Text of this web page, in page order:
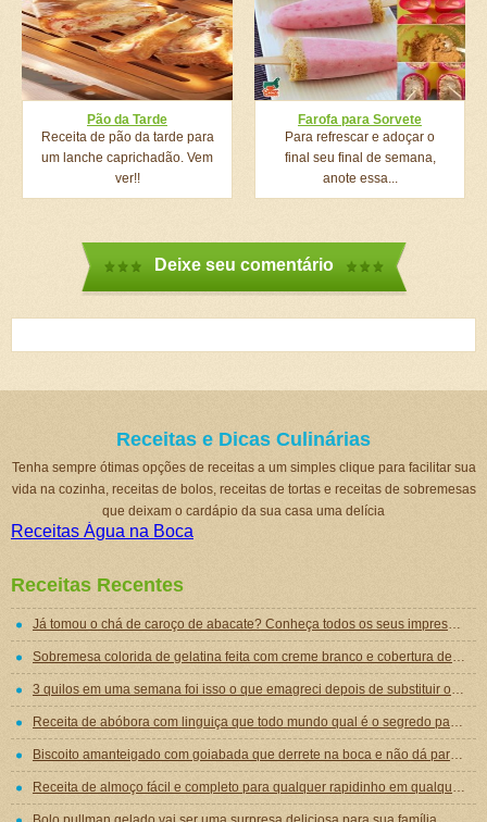
Pão da Tarde
Receita de pão da tarde para
um lanche caprichadão. Vem
ver!!
Farofa para Sorvete
Para refrescar e adoçar o
final seu final de semana,
anote essa...
Deixe seu comentário
Receitas e Dicas Culinárias
Tenha sempre ótimas opções de receitas a um simples clique para facilitar sua
vida na cozinha, receitas de bolos, receitas de tortas e receitas de sobremesas
que deixam o cardápio da sua casa uma delícia
Receitas Água na Boca
Receitas Recentes
Já tomou o chá de caroço de abacate? Conheça todos os seus impressionantes benefícios!
Sobremesa colorida de gelatina feita com creme branco e cobertura de mousse de gelatina
3 quilos em uma semana foi isso o que emagreci depois de substituir o jantar por essa sopa emagrecedora
Receita de abóbora com linguiça que todo mundo qual é o segredo para ficar tão gostosa
Biscoito amanteigado com goiabada que derrete na boca e não dá para comer um só
Receita de almoço fácil e completo para qualquer rapidinho em qualquer dia da semana